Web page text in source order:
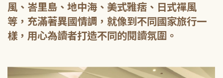
風、峇里島、地中海、美式雅痞、日式禪風
等，充滿著異國情調，就像到不同國家旅行一
樣，用心為讀者打造不同的閱讀氛圍。